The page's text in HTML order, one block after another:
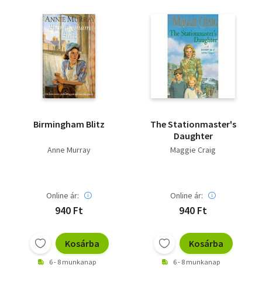
Birmingham Blitz
Anne Murray
Online ár:
940 Ft
Kosárba
6 - 8 munkanap
The Stationmaster's
Daughter
Maggie Craig
Online ár:
940 Ft
Kosárba
6 - 8 munkanap